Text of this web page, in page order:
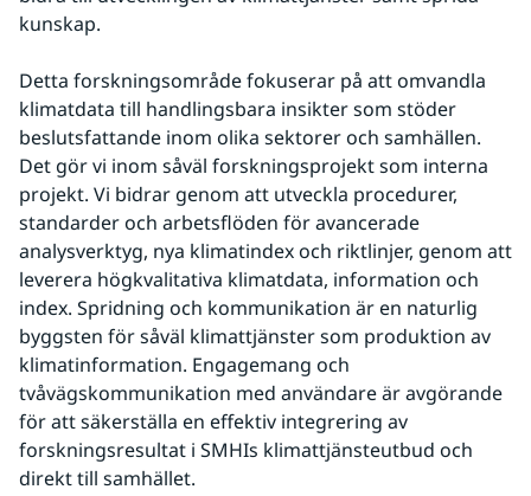
kunskap.
Detta forskningsområde fokuserar på att omvandla
klimatdata till handlingsbara insikter som stöder
beslutsfattande inom olika sektorer och samhällen.
Det gör vi inom såväl forskningsprojekt som interna
projekt. Vi bidrar genom att utveckla procedurer,
standarder och arbetsflöden för avancerade
analysverktyg, nya klimatindex och riktlinjer, genom att
leverera högkvalitativa klimatdata, information och
index. Spridning och kommunikation är en naturlig
byggsten för såväl klimattjänster som produktion av
klimatinformation. Engagemang och
tvåvägskommunikation med användare är avgörande
för att säkerställa en effektiv integrering av
forskningsresultat i SMHIs klimattjänsteutbud och
direkt till samhället.